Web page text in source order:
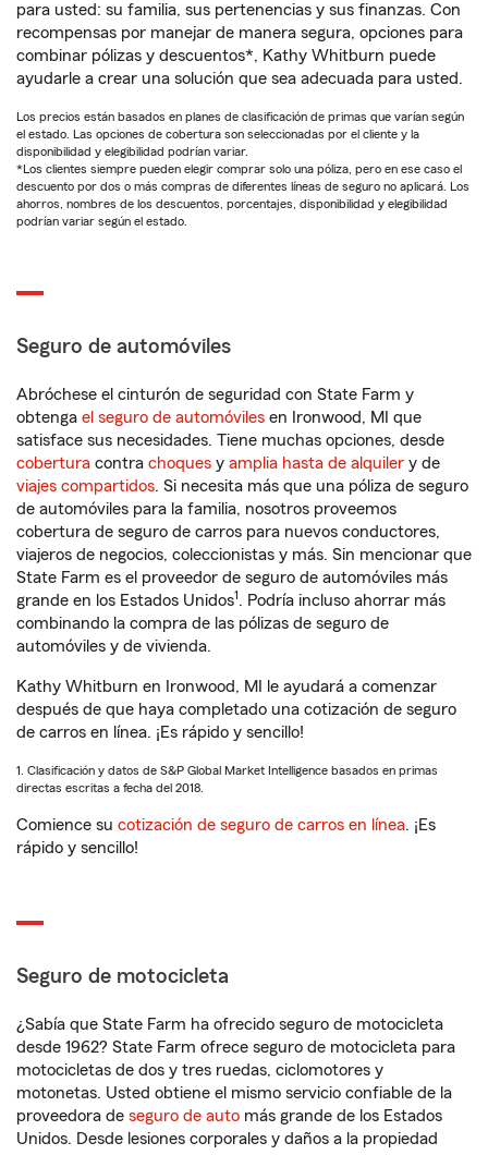
para usted: su familia, sus pertenencias y sus finanzas. Con
recompensas por manejar de manera segura, opciones para
combinar pólizas y descuentos*, Kathy Whitburn puede
ayudarle a crear una solución que sea adecuada para usted.
Los precios están basados en planes de clasificación de primas que varían según
el estado. Las opciones de cobertura son seleccionadas por el cliente y la
disponibilidad y elegibilidad podrían variar.
*Los clientes siempre pueden elegir comprar solo una póliza, pero en ese caso el
descuento por dos o más compras de diferentes líneas de seguro no aplicará. Los
ahorros, nombres de los descuentos, porcentajes, disponibilidad y elegibilidad
podrían variar según el estado.
Seguro de automóviles
Abróchese el cinturón de seguridad con State Farm y
obtenga el seguro de automóviles en Ironwood, MI que
satisface sus necesidades. Tiene muchas opciones, desde
cobertura contra choques y amplia hasta de alquiler y de
viajes compartidos. Si necesita más que una póliza de seguro
de automóviles para la familia, nosotros proveemos
cobertura de seguro de carros para nuevos conductores,
viajeros de negocios, coleccionistas y más. Sin mencionar que
State Farm es el proveedor de seguro de automóviles más
grande en los Estados Unidos1. Podría incluso ahorrar más
combinando la compra de las pólizas de seguro de
automóviles y de vivienda.
Kathy Whitburn en Ironwood, MI le ayudará a comenzar
después de que haya completado una cotización de seguro
de carros en línea. ¡Es rápido y sencillo!
1. Clasificación y datos de S&P Global Market Intelligence basados en primas
directas escritas a fecha del 2018.
Comience su cotización de seguro de carros en línea. ¡Es
rápido y sencillo!
Seguro de motocicleta
¿Sabía que State Farm ha ofrecido seguro de motocicleta
desde 1962? State Farm ofrece seguro de motocicleta para
motocicletas de dos y tres ruedas, ciclomotores y
motonetas. Usted obtiene el mismo servicio confiable de la
proveedora de seguro de auto más grande de los Estados
Unidos. Desde lesiones corporales y daños a la propiedad